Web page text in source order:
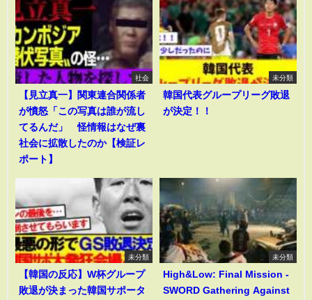
社会
【見立真一】関東連合関係者
が憤怒「この写真は誰が流し
てるんだ」 怪情報はなぜ裏
社会に拡散したのか【検証レ
ポート】
未分類
韓国代表グループリーグ敗退
が決定！！
未分類
【韓国の反応】W杯グループ
敗退が決まった韓国サポータ
未分類
High&Low: Final Mission -
SWORD Gathering Against